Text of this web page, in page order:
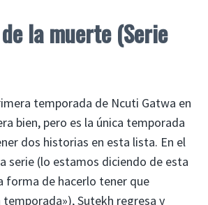
la muerte (Serie
temporada de Ncuti Gatwa en
bien, pero es la única temporada
dos historias en esta lista. En el
serie (lo estamos diciendo de esta
forma de hacerlo tener que
Sutekh regresa y